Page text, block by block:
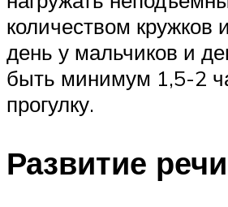
количеством кружков
день у мальчиков и
быть минимум 1,5-2
прогулку.
Развитие речи